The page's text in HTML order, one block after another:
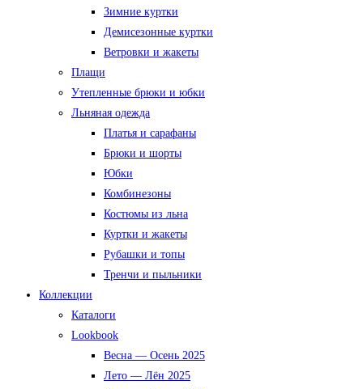
Зимние куртки
Демисезонные куртки
Ветровки и жакеты
Плащи
Утепленные брюки и юбки
Льняная одежда
Платья и сарафаны
Брюки и шорты
Юбки
Комбинезоны
Костюмы из льна
Куртки и жакеты
Рубашки и топы
Тренчи и пыльники
Коллекции
Каталоги
Lookbook
Весна — Осень 2025
Лето — Лён 2025